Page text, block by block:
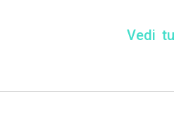
Vedi